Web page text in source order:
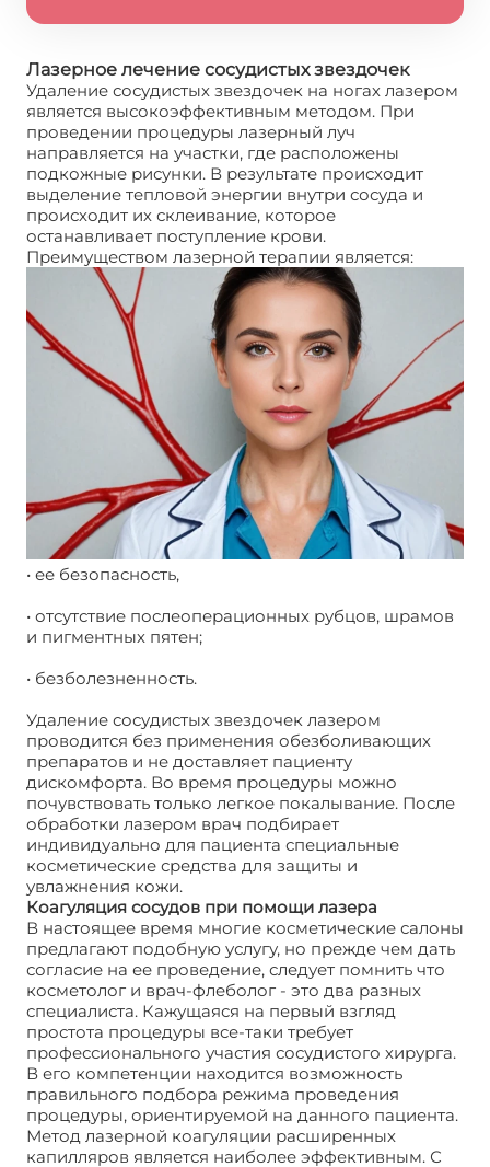
Лазерное лечение сосудистых звездочек
Удаление сосудистых звездочек на ногах лазером
является высокоэффективным методом. При
проведении процедуры лазерный луч
направляется на участки, где расположены
подкожные рисунки. В результате происходит
выделение тепловой энергии внутри сосуда и
происходит их склеивание, которое
останавливает поступление крови.
Преимуществом лазерной терапии является:
• ее безопасность,
• отсутствие послеоперационных рубцов, шрамов
и пигментных пятен;
• безболезненность.
Удаление сосудистых звездочек лазером
проводится без применения обезболивающих
препаратов и не доставляет пациенту
дискомфорта. Во время процедуры можно
почувствовать только легкое покалывание. После
обработки лазером врач подбирает
индивидуально для пациента специальные
косметические средства для защиты и
увлажнения кожи.
Коагуляция сосудов при помощи лазера
В настоящее время многие косметические салоны
предлагают подобную услугу, но прежде чем дать
согласие на ее проведение, следует помнить что
косметолог и врач-флеболог - это два разных
специалиста. Кажущаяся на первый взгляд
простота процедуры все-таки требует
профессионального участия сосудистого хирурга.
В его компетенции находится возможность
правильного подбора режима проведения
процедуры, ориентируемой на данного пациента.
Метод лазерной коагуляции расширенных
капилляров является наиболее эффективным. С